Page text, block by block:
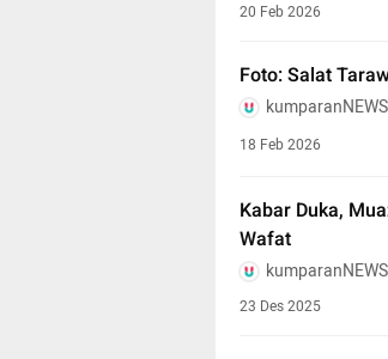
20 Feb 2026
Foto: Salat
kumparanNEWS
18 Feb 2026
Kabar Duka,
Wafat
kumparanNEWS
23 Des 2025